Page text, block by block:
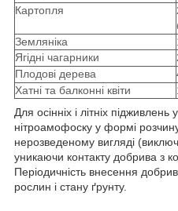
Картопля
Земляніка
Ягідні чагарники
Плодові дерева
Хатні та балконні квіти
Для осінніх і літніх
нітроамофоску у формі
нерозведеному вигляді
уникаючи контакту добрива з
Періодичність внесення
рослин і стану ґрунту.